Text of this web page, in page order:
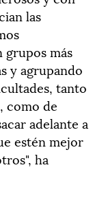
las
más
y agrupando
tanto
como de
adelante a
estén mejor
ha